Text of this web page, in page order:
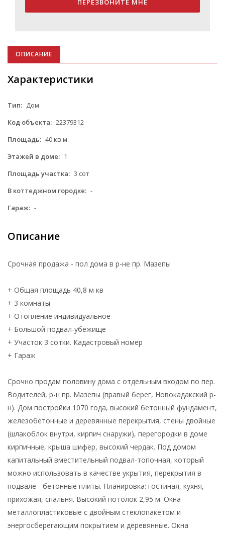
ПЕРЕЗВОНИТЕ МНЕ
ОПИСАНИЕ
Характеристики
Тип: Дом
Код объекта: 22379312
Площадь: 40 кв.м.
Этажей в доме: 1
Площадь участка: 3 сот
В коттеджном городке: -
Гараж: -
Описание
Срочная продажа - пол дома в р-не пр. Мазепы
+ Общая площадь 40,8 м кв
+ 3 комнаты
+ Отопление индивидуальное
+ Большой подвал-убежище
+ Участок 3 сотки. Кадастровый номер
+ Гараж
Срочно продам половину дома с отдельным входом по пер.
Водителей, р-н пр. Мазепы (правый берег, Новокадакский р-
н). Дом постройки 1070 года, высокий бетонный фундамент,
железобетонные и деревянные перекрытия, стены двойные
(шлакоблок внутри, кирпич снаружи), перегородки в доме
кирпичные, крыша шифер, высокий чердак. Под домом
капитальный вместительный подвал-топочная, который
можно использовать в качестве укрытия, перекрытия в
подвале - бетонные плиты. Планировка: гостиная, кухня,
прихожая, спальня. Высокий потолок 2,95 м. Окна
металлопластиковые с двойным стеклопакетом и
энергосберегающим покрытием и деревянные. Окна